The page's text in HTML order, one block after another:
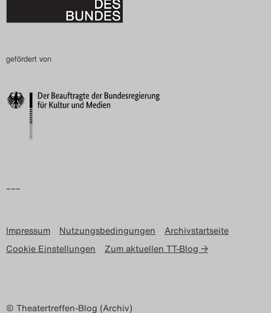
gefördert von
–––
Impressum Nutzungsbedingungen
Archivstartseite
Cookie Einstellungen
Zum aktuellen TT-Blog →
© Theatertreffen-Blog (Archiv)